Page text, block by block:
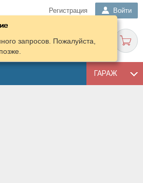
Регистрация Войти
ГАРАЖ
запросов. Пожалуйста,